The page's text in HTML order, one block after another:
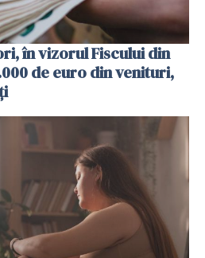
în vizorul Fiscului din
de euro din venituri,